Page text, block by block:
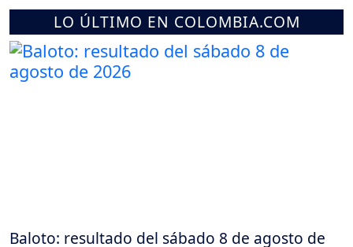
LO ÚLTIMO EN COLOMBIA.COM
Baloto: resultado del sábado 8 de agosto de